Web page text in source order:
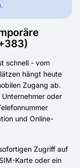
schnell - vom
hängt heute
Zugang ab.
oder
und Online-
Zugriff auf
Karte oder ein